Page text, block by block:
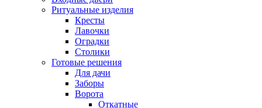
Ритуальные изделия
Кресты
Лавочки
Оградки
Столики
Готовые решения
Для дачи
Заборы
Ворота
Откатные